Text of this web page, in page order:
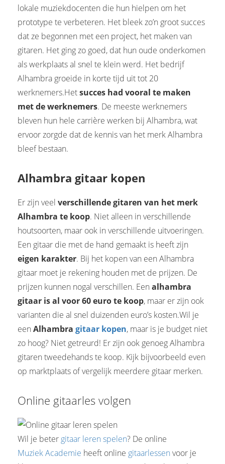
lokale muziekdocenten die hun hielpen om het
prototype te verbeteren. Het bleek zo’n groot succes
dat ze begonnen met een project, het maken van
gitaren. Het ging zo goed, dat hun oude onderkomen
als werkplaats al snel te klein werd. Het bedrijf
Alhambra groeide in korte tijd uit tot 20
werknemers.Hetsucces had vooral te maken
met de werknemers. De meeste werknemers
bleven hun hele carrière werken bij Alhambra, wat
ervoor zorgde dat de kennis van het merk Alhambra
bleef bestaan.
Alhambra gitaar kopen
Er zijn veel verschillende gitaren van het merk
Alhambra te koop. Niet alleen in verschillende
houtsoorten, maar ook in verschillende uitvoeringen.
Een gitaar die met de hand gemaakt is heeft zijn
eigen karakter. Bij het kopen van een Alhambra
gitaar moet je rekening houden met de prijzen. De
prijzen kunnen nogal verschillen. Een alhambra
gitaar is al voor 60 euro te koop, maar er zijn ook
varianten die al snel duizenden euro’s kosten.Wil je
een Alhambra gitaar kopen, maar is je budget niet
zo hoog? Niet getreurd! Er zijn ook genoeg Alhambra
gitaren tweedehands te koop. Kijk bijvoorbeeld even
op marktplaats of vergelijk meerdere gitaar merken.
Online gitaarles volgen
Wil je beter gitaar leren spelen? De online
Muziek Academie heeft online gitaarlessen voor je